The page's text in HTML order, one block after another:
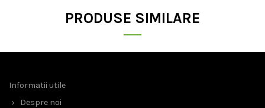
PRODUSE SIMILARE
Informatii utile
Despre noi